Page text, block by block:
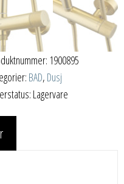
1900895
BAD, Dusj
Lagervare